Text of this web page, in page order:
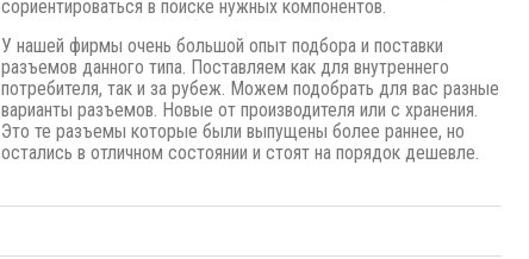
сориентироваться в поиске нужных компонентов.
У нашей фирмы очень большой опыт подбора и поставки
разъемов данного типа. Поставляем как для внутреннего
потребителя, так и за рубеж. Можем подобрать для вас разные
варианты разъемов. Новые от производителя или с хранения.
Это те разъемы которые были выпущены более раннее, но
остались в отличном состоянии и стоят на порядок дешевле.